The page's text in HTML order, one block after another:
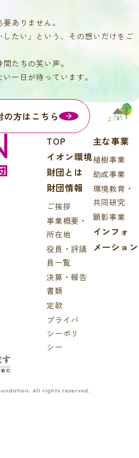
ありません。
したい」という、その想いだけをご
たちの笑い声。
一日が待っています。
方はこちら
TOP
イオン環境
財団とは
財団情報
ご挨拶
事業概要・
所在地
役員・評議
員一覧
決算・報告
書類
定款
プライバ
シーポリ
シー
主な事業
植樹事業
助成事業
環境教育・
共同研究
顕彰事業
インフォ
メーション
All rights reserved.